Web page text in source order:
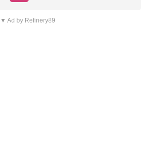
▼ Ad by Refinery89